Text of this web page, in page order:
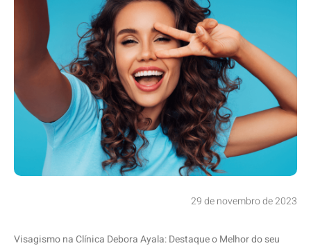
29 de novembro de 2023
Visagismo na Clínica Debora Ayala: Destaque o Melhor do seu